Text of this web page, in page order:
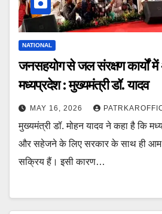
NATIONAL
जनसहयोग से जल संरक्षण कार्यों में
मध्यप्रदेश : मुख्यमंत्री डॉ. यादव
MAY 16, 2026
मुख्यमंत्री डॉ. मोहन यादव ने कहा है कि
और सहेजने के लिए सरकार के साथ ही आम
सक्रिय हैं। इसी कारण…